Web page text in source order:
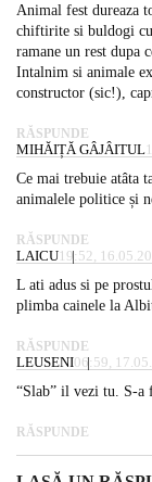
Animal fest dureaza
chiftirite si buldogi
ramane un rest dupa
Intalnim si animale
constructor (sic!),
RĂSPUNDE
MIHĂIȚĂ GÂJÂITUL
Ce mai trebuie atâta
animalele politice și
RĂSPUNDE
LAICU19:52,
L ati adus si pe
plimba cainele la
RĂSPUNDE
LEUSENI06:59,
“Slab” il vezi tu. S-a
RĂSPUNDE